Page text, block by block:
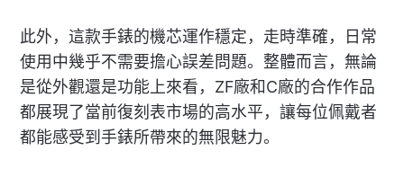
此外，這款手錶的機芯運作穩定，走時準確，日常
使用中幾乎不需要擔心誤差問題。整體而言，無論
是從外觀還是功能上來看，ZF廠和C廠的合作作品
都展現了當前復刻表市場的高水平，讓每位佩戴者
都能感受到手錶所帶來的無限魅力。